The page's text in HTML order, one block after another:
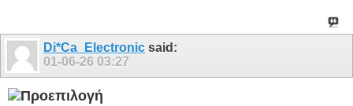
Di*Ca_Electronic said:
01-06-26 03:27